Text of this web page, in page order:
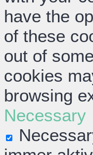
have the
of these
out of
cookies
browsing
Necessary